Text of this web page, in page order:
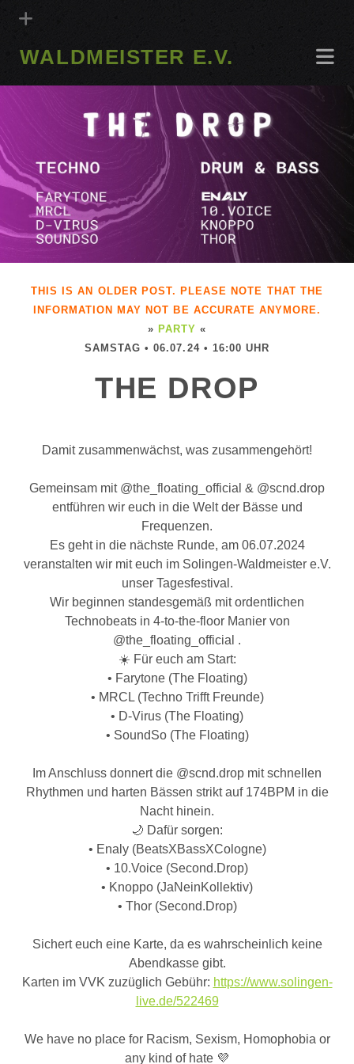
WALDMEISTER E.V.
THIS IS AN OLDER POST. PLEASE NOTE THAT THE
INFORMATION MAY NOT BE ACCURATE ANYMORE.
» PARTY «
SAMSTAG • 06.07.24 • 16:00 UHR
THE DROP
Damit zusammenwächst, was zusammengehört!
Gemeinsam mit @the_floating_official & @scnd.drop
entführen wir euch in die Welt der Bässe und
Frequenzen.
Es geht in die nächste Runde, am 06.07.2024
veranstalten wir mit euch im Solingen-Waldmeister e.V.
unser Tagesfestival.
Wir beginnen standesgemäß mit ordentlichen
Technobeats in 4-to-the-floor Manier von
@the_floating_official .
☀️ Für euch am Start:
• Farytone (The Floating)
• MRCL (Techno Trifft Freunde)
• D-Virus (The Floating)
• SoundSo (The Floating)
Im Anschluss donnert die @scnd.drop mit schnellen
Rhythmen und harten Bässen strikt auf 174BPM in die
Nacht hinein.
🌙 Dafür sorgen:
• Enaly (BeatsXBassXCologne)
• 10.Voice (Second.Drop)
• Knoppo (JaNeinKollektiv)
• Thor (Second.Drop)
Sichert euch eine Karte, da es wahrscheinlich keine
Abendkasse gibt.
Karten im VVK zuzüglich Gebühr: https://www.solingen-
live.de/522469
We have no place for Racism, Sexism, Homophobia or
any kind of hate 💜